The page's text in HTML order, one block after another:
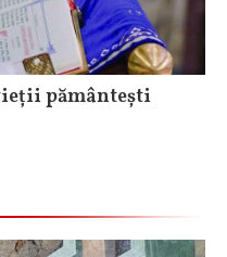
pământești